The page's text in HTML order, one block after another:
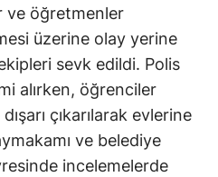
ve öğretmenler
üzerine olay yerine
sevk edildi. Polis
alırken, öğrenciler
çıkarılarak evlerine
ve belediye
incelemelerde